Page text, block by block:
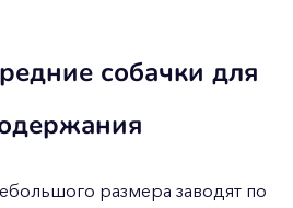
собачки для
размера заводят по